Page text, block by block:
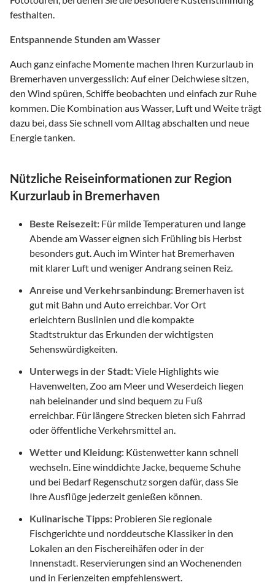
festhalten.
Entspannende Stunden am Wasser
Auch ganz einfache Momente machen Ihren Kurzurlaub in
Bremerhaven unvergesslich: Auf einer Deichwiese sitzen,
den Wind spüren, Schiffe beobachten und einfach zur Ruhe
kommen. Die Kombination aus Wasser, Luft und Weite trägt
dazu bei, dass Sie schnell vom Alltag abschalten und neue
Energie tanken.
Nützliche Reiseinformationen zur Region
Kurzurlaub in Bremerhaven
Beste Reisezeit: Für milde Temperaturen und lange
Abende am Wasser eignen sich Frühling bis Herbst
besonders gut. Auch im Winter hat Bremerhaven
mit klarer Luft und weniger Andrang seinen Reiz.
Anreise und Verkehrsanbindung: Bremerhaven ist
gut mit Bahn und Auto erreichbar. Vor Ort
erleichtern Buslinien und die kompakte
Stadtstruktur das Erkunden der wichtigsten
Sehenswürdigkeiten.
Unterwegs in der Stadt:Viele Highlights wie
Havenwelten, Zoo am Meer und Weserdeich liegen
nah beieinander und sind bequem zu Fuß
erreichbar. Für längere Strecken bieten sich Fahrrad
oder öffentliche Verkehrsmittel an.
Wetter und Kleidung: Küstenwetter kann schnell
wechseln. Eine winddichte Jacke, bequeme Schuhe
und bei Bedarf Regenschutz sorgen dafür, dass Sie
Ihre Ausflüge jederzeit genießen können.
Kulinarische Tipps: Probieren Sie regionale
Fischgerichte und norddeutsche Klassiker in den
Lokalen an den Fischereihäfen oder in der
Innenstadt. Reservierungen sind an Wochenenden
und in Ferienzeiten empfehlenswert.